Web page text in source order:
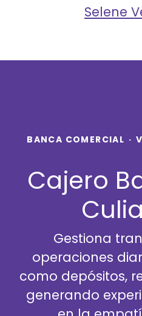
Selene
BANCA COMERCIAL ·
Cajero
Gestiona
operaciones
como depósitos,
generando